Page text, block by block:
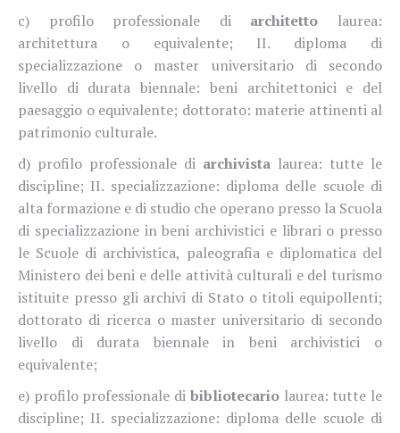
c) profilo professionale di architetto laurea:
architettura o equivalente; II. diploma di
specializzazione o master universitario di secondo
livello di durata biennale: beni architettonici e del
paesaggio o equivalente; dottorato: materie attinenti al
patrimonio culturale.
d) profilo professionale di archivista laurea: tutte le
discipline; II. specializzazione: diploma delle scuole di
alta formazione e di studio che operano presso la Scuola
di specializzazione in beni archivistici e librari o presso
le Scuole di archivistica, paleografia e diplomatica del
Ministero dei beni e delle attività culturali e del turismo
istituite presso gli archivi di Stato o titoli equipollenti;
dottorato di ricerca o master universitario di secondo
livello di durata biennale in beni archivistici o
equivalente;
e) profilo professionale di bibliotecariolaurea: tutte le
discipline; II. specializzazione: diploma delle scuole di